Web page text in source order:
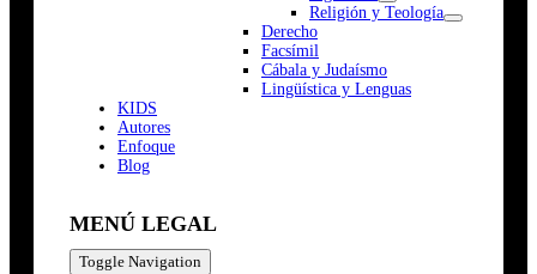
Religión y Teología
Derecho
Facsímil
Cábala y Judaísmo
Lingüística y Lenguas
KIDS
Autores
Enfoque
Blog
MENÚ LEGAL
Toggle Navigation